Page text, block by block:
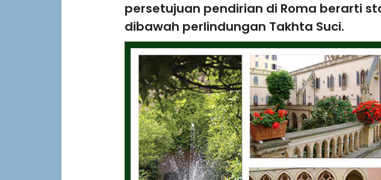
persetujuan pendirian di Roma berarti
dibawah perlindungan Takhta Suci.